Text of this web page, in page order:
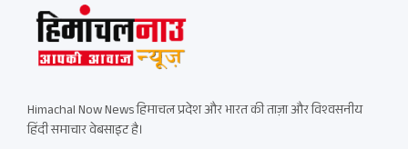
Himachal Now News हिमाचल प्रदेश और भारत की ताज़ा और विश्वसनीय
हिंदी समाचार वेबसाइट है।